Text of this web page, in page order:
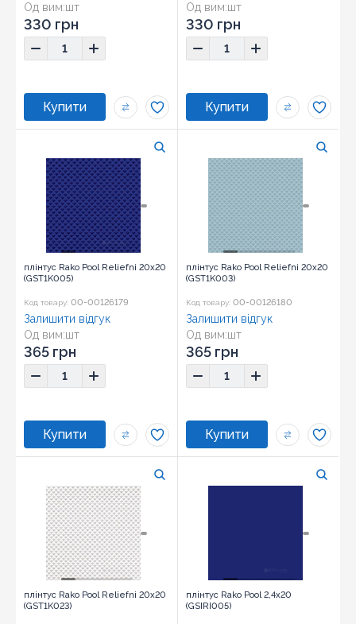
Од вим:шт
Розмір:20x20
330 грн
Од вим:шт
Розмір:20x20
330 грн
плінтус Rako Pool Reliefni 20x20
(GST1K005)
Код товару: 00-00126179
Од вим:шт
Розмір:20x20
Залишити відгук
365 грн
плінтус Rako Pool Reliefni 20x20
(GST1K003)
Код товару: 00-00126180
Од вим:шт
Розмір:20x20
Залишити відгук
365 грн
плінтус Rako Pool Reliefni 20x20
(GST1K023)
плінтус Rako Pool 2,4x20
(GSIRI005)